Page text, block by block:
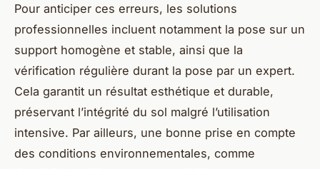
Pour anticiper ces erreurs, les solutions
professionnelles incluent notamment la pose sur un
support homogène et stable, ainsi que la
vérification régulière durant la pose par un expert.
Cela garantit un résultat esthétique et durable,
préservant l’intégrité du sol malgré l’utilisation
intensive. Par ailleurs, une bonne prise en compte
des conditions environnementales, comme